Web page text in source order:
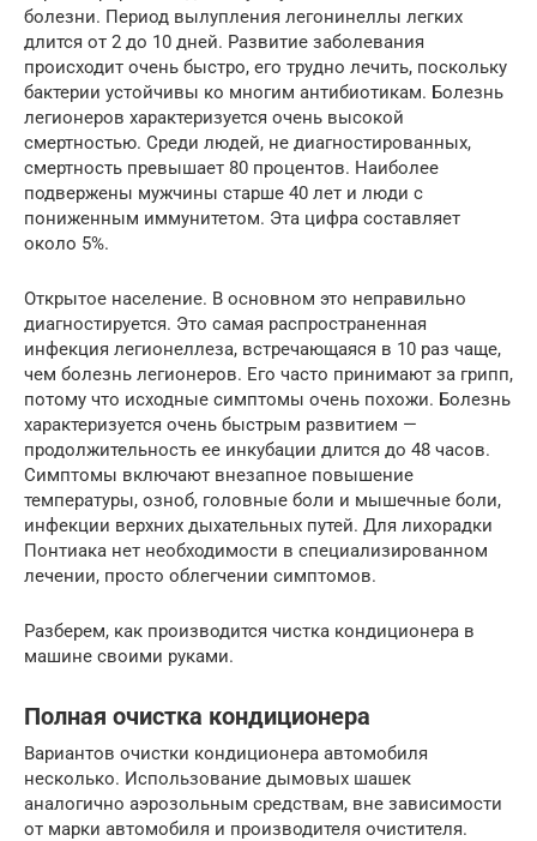
болезни. Период вылупления легонинеллы легких
длится от 2 до 10 дней. Развитие заболевания
происходит очень быстро, его трудно лечить, поскольку
бактерии устойчивы ко многим антибиотикам. Болезнь
легионеров характеризуется очень высокой
смертностью. Среди людей, не диагностированных,
смертность превышает 80 процентов. Наиболее
подвержены мужчины старше 40 лет и люди с
пониженным иммунитетом. Эта цифра составляет
около 5%.
Открытое население. В основном это неправильно
диагностируется. Это самая распространенная
инфекция легионеллеза, встречающаяся в 10 раз чаще,
чем болезнь легионеров. Его часто принимают за грипп,
потому что исходные симптомы очень похожи. Болезнь
характеризуется очень быстрым развитием —
продолжительность ее инкубации длится до 48 часов.
Симптомы включают внезапное повышение
температуры, озноб, головные боли и мышечные боли,
инфекции верхних дыхательных путей. Для лихорадки
Понтиака нет необходимости в специализированном
лечении, просто облегчении симптомов.
Разберем, как производится чистка кондиционера в
машине своими руками.
Полная очистка кондиционера
Вариантов очистки кондиционера автомобиля
несколько. Использование дымовых шашек
аналогично аэрозольным средствам, вне зависимости
от марки автомобиля и производителя очистителя.